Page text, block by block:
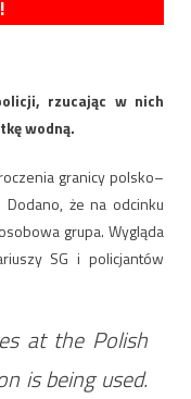
rzucając w nich
wodną.
granicy polsko–
że na odcinku
grupa. Wygląda
SG i policjantów
at the Polish
is being used.